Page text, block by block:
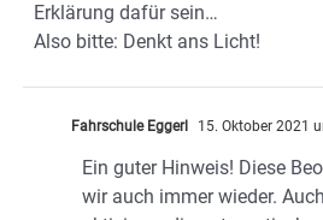
Erklärung dafür sein…
Also bitte: Denkt ans Licht!
Fahrschule Eggerl 15. Oktober 2021
Ein guter Hinweis! Diese
wir auch immer wieder.